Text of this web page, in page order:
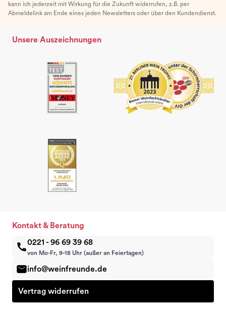
kann ich jederzeit mit Wirkung für die Zukunft widerrufen, z.B. per
Abmeldelink am Ende eines jeden Newsletters oder über den Kundendienst.
Unsere Auszeichnungen
Kontakt & Beratung
0221 - 96 69 39 68
von Mo-Fr, 9-18 Uhr (außer an Feiertagen)
info@weinfreunde.de
Vertrag widerrufen